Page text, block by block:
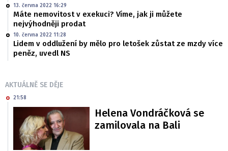
13. června 2022 16:29
Máte nemovitost v exekuci? Víme, jak ji můžete
nejvýhodněji prodat
10. června 2022 11:28
Lidem v oddlužení by mělo pro letošek zůstat ze mzdy více
peněz, uvedl NS
AKTUÁLNĚ SE DĚJE
21:58
Helena Vondráčková se
zamilovala na Bali